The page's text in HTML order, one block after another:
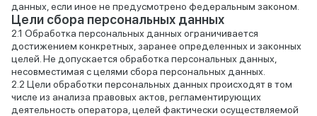
данных, если иное не предусмотрено федеральным законом.
Цели сбора персональных данных
Обработка персональных данных ограничивается
достижением конкретных, заранее определенных и законных
целей. Не допускается обработка персональных данных,
несовместимая с целями сбора персональных данных.
Цели обработки персональных данных происходят в том
числе из анализа правовых актов, регламентирующих
деятельность оператора, целей фактически осуществляемой